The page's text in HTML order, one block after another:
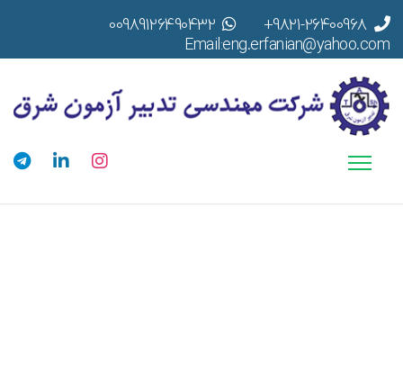
9821-26400968+
00989126490432
Email:eng.erfanian@yahoo.com